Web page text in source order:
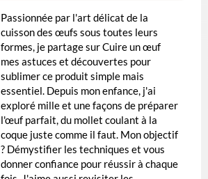
Passionnée par l'art délicat de la
cuisson des œufs sous toutes leurs
formes, je partage sur Cuire un œuf
mes astuces et découvertes pour
sublimer ce produit simple mais
essentiel. Depuis mon enfance, j'ai
exploré mille et une façons de préparer
l'œuf parfait, du mollet coulant à la
coque juste comme il faut. Mon objectif
? Démystifier les techniques et vous
donner confiance pour réussir à chaque